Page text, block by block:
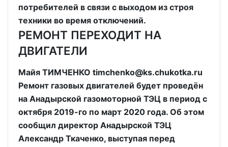
потребителей в связи с выходом из строя
техники во время отключений.
РЕМОНТ ПЕРЕХОДИТ НА
ДВИГАТЕЛИ
Майя ТИМЧЕНКО timchenko@ks.chukotka.ru
Ремонт газовых двигателей будет проведён
на Анадырской газомоторной ТЭЦ в период с
октября 2019-го по март 2020 года. Об этом
сообщил директор Анадырской ТЭЦ
Александр Ткаченко, выступая перед